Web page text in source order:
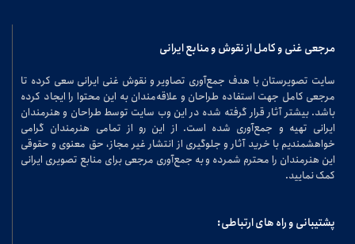
مرجعی غنی و کامل از نقوش و منابع ایرانی
سایت تصویرستان با هدف جمع‌آوری تصاویر و نقوش غنی ایرانی سعی کرده تا
مرجعی کامل جهت استفاده طراحان و علاقه‌مندان به این محتوا را ایجاد کرده
باشد. بیشتر آثار قرار گرفته شده در این وب سایت توسط طراحان و هنرمندان
ایرانی تهیه و جمع‌آوری شده است. از این رو از تمامی هنرمندان گرامی
خواهشمندیم با خرید آثار و جلوگیری از انتشار غیر مجاز، حق معنوی و حقوقی
این هنرمندان را محترم شمرده و به جمع‌آوری مرجعی برای منابع تصویری ایرانی
کمک نمایید.
پشتیبانی و راه های ارتباطی: